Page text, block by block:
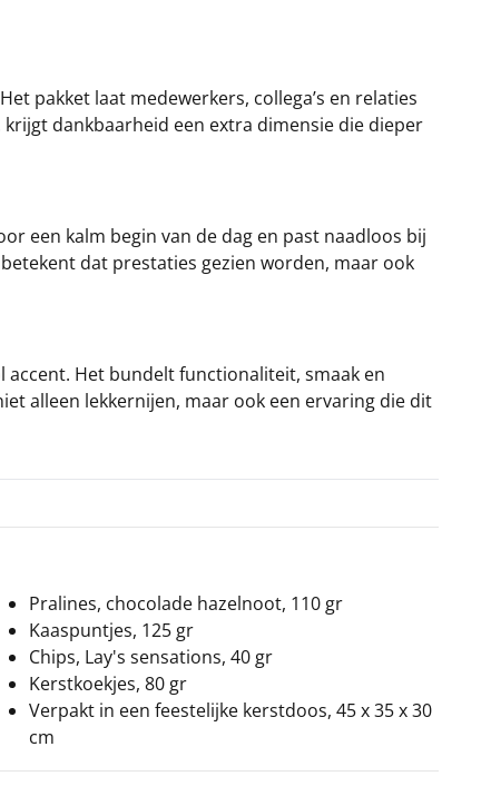
pakket laat medewerkers, collega’s en relaties
dankbaarheid een extra dimensie die dieper
een kalm begin van de dag en past naadloos bij
dat prestaties gezien worden, maar ook
accent. Het bundelt functionaliteit, smaak en
alleen lekkernijen, maar ook een ervaring die dit
Pralines, chocolade hazelnoot, 110 gr
Kaaspuntjes, 125 gr
Chips, Lay's sensations, 40 gr
Kerstkoekjes, 80 gr
Verpakt in een feestelijke kerstdoos, 45 x 35 x 30
cm